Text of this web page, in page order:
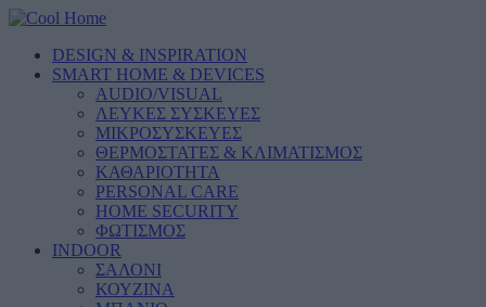
DESIGN & INSPIRATION
SMART HOME & DEVICES
AUDIO/VISUAL
ΛΕΥΚΕΣ ΣΥΣΚΕΥΕΣ
ΜΙΚΡΟΣΥΣΚΕΥΕΣ
ΘΕΡΜΟΣΤΑΤΕΣ & ΚΛΙΜΑΤΙΣΜΟΣ
ΚΑΘΑΡΙΟΤΗΤΑ
PERSONAL CARE
HOME SECURITY
ΦΩΤΙΣΜΟΣ
INDOOR
ΣΑΛΟΝΙ
ΚΟΥΖΙΝΑ